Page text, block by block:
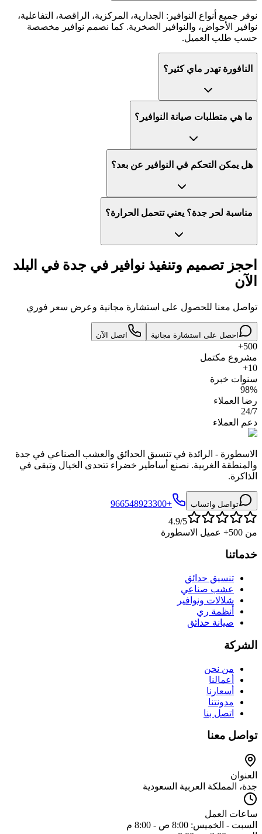
نوفر جميع أنواع النوافير: الجدارية، المركزية، الراقصة، التفاعلية،
نوافير الأحواض، والنوافير الصخرية. كما نصمم نوافير مخصصة
حسب طلب العميل.
النافورة تهدر ماي كثير؟
ما هي متطلبات صيانة النوافير؟
هل يمكن التحكم في النوافير عن بعد؟
مناسبة لحر جدة؟ يعني تتحمل الحرارة؟
احجز تصميم وتنفيذ نوافير في جدة في البلد
الآن
تواصل معنا للحصول على استشارة مجانية وعرض سعر فوري
احصل على استشارة مجانية اتصل الآن
500+
مشروع مكتمل
10+
سنوات خبرة
98%
رضا العملاء
24/7
دعم العملاء
الاسطورة - الرائدة في تنسيق الحدائق والعشب الصناعي في جدة
والمنطقة الغربية. نصنع أساطير خضراء تتحدى الخيال وتبقى في
الذاكرة.
تواصل واتساب
+966548923300
4.9/5
من 500+ عميل الاسطورة
خدماتنا
تنسيق حدائق
عشب صناعي
شلالات ونوافير
أنظمة ري
صيانة حدائق
الشركة
من نحن
أعمالنا
أسعارنا
مدونتنا
اتصل بنا
تواصل معنا
العنوان
جدة، المملكة العربية السعودية
ساعات العمل
السبت - الخميس: 8:00 ص - 8:00 م